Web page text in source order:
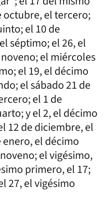
octubre, el tercero;
el 10 de
séptimo; el 26, el
el miércoles
el 19, el décimo
el sábado 21 de
el 1 de
y el 2, el décimo
12 de diciembre, el
el décimo
el vigésimo,
primero, el 17;
27, el vigésimo